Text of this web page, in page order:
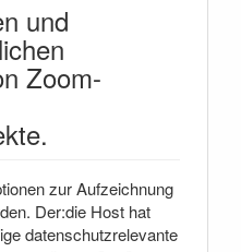
und
Zoom-
zur Aufzeichnung
Der:die Host hat
datenschutzrelevante